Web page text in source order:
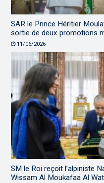
SAR le Prince Héritier
sortie de deux promotions
11/06/2026
SM le Roi reçoit l’alpiniste
Wissam Al Moukafaa Al